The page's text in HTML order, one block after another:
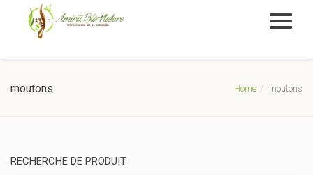
moutons Home moutons
RECHERCHE DE PRODUIT